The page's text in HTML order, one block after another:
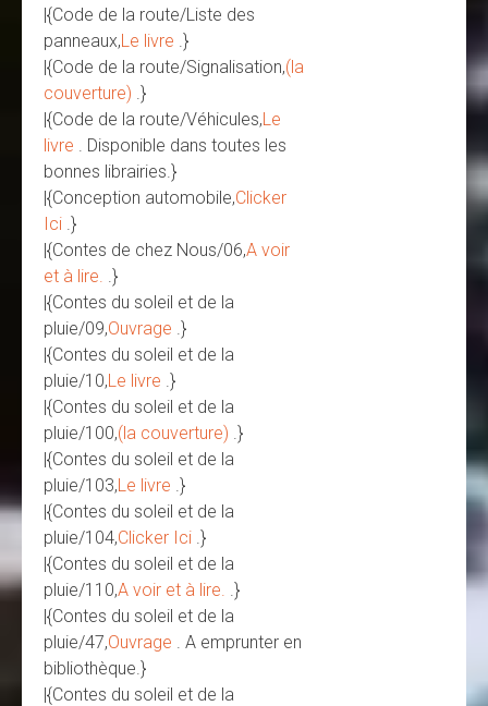
|{Code de la route/Liste des
panneaux,Le livre .}
|{Code de la route/Signalisation,(la
couverture) .}
|{Code de la route/Véhicules,Le
livre . Disponible dans toutes les
bonnes librairies.}
|{Conception automobile,Clicker
Ici .}
|{Contes de chez Nous/06,A voir
et à lire. .}
|{Contes du soleil et de la
pluie/09,Ouvrage .}
|{Contes du soleil et de la
pluie/10,Le livre .}
|{Contes du soleil et de la
pluie/100,(la couverture) .}
|{Contes du soleil et de la
pluie/103,Le livre .}
|{Contes du soleil et de la
pluie/104,Clicker Ici .}
|{Contes du soleil et de la
pluie/110,A voir et à lire. .}
|{Contes du soleil et de la
pluie/47,Ouvrage . A emprunter en
bibliothèque.}
|{Contes du soleil et de la